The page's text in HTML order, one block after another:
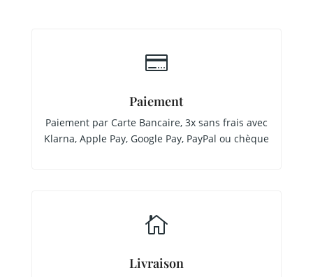

Paiement
Paiement par Carte Bancaire, 3x sans frais avec
Klarna, Apple Pay, Google Pay, PayPal ou chèque

Livraison